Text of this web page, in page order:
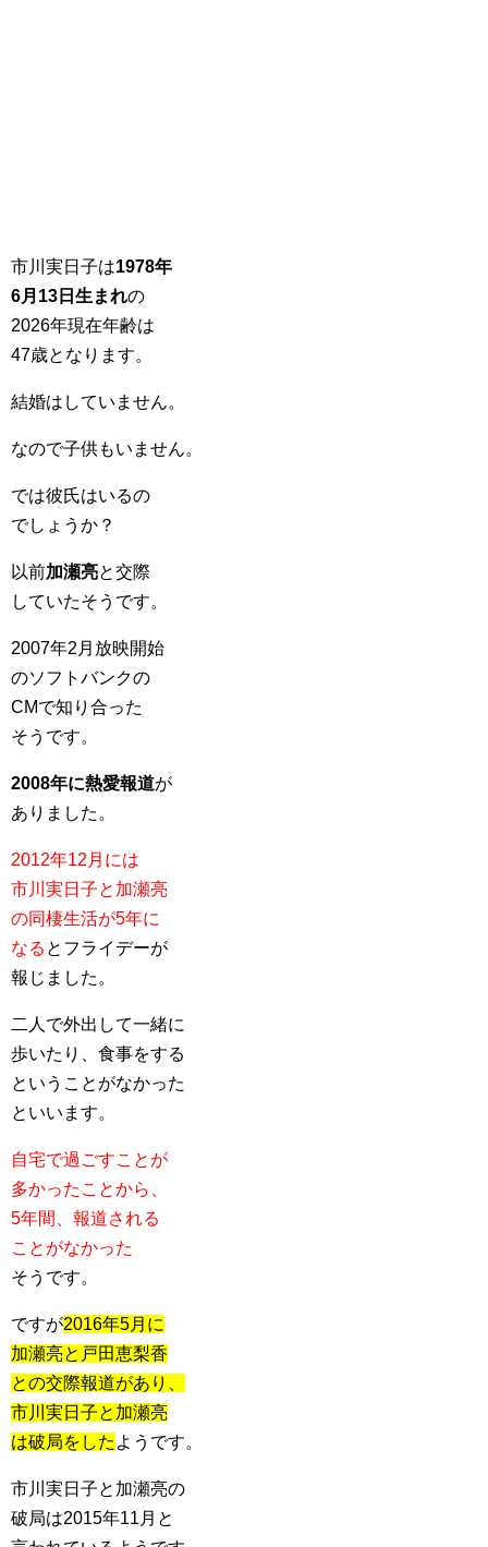
市川実日子は1978年
6月13日生まれの
2026年現在年齢は
47歳となります。
結婚はしていません。
なので子供もいません。
では彼氏はいるの
でしょうか？
以前加瀬亮と交際
していたそうです。
2007年2月放映開始
のソフトバンクの
CMで知り合った
そうです。
2008年に熱愛報道が
ありました。
2012年12月には
市川実日子と加瀬亮
の同棲生活が5年に
なる とフライデーが
報じました。
二人で外出して一緒に
歩いたり、食事をする
ということがなかった
といいます。
自宅で過ごすことが
多かったことから、
5年間、報道される
ことがなかった
そうです。
ですが2016年5月に
加瀬亮と戸田恵梨香
との交際報道があり、
市川実日子と加瀬亮
は破局をした ようです。
市川実日子と加瀬亮の
破局は2015年11月と